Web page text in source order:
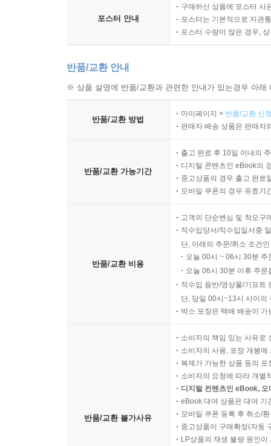
포스터 안내
구매하신 상품에 포스터 사
포스터는 기본적으로 지관
포스터 수량이 많은 경우,
반품/교환 안내
※ 상품 설명에 반품/교환과 관련한 안내가 있는경우 아
반품/교환 방법
마이페이지 > 반품/교환 신
판매자 배송 상품은 판매자
반품/교환 가능기간
출고 완료 후 10일 이내의
디지털 콘텐츠인 eBook의
중고상품의 경우 출고 완료
모바일 쿠폰의 경우 유효기
반품/교환 비용
고객의 단순변심 및 착오구
직수입양서/직수입일서중
단, 아래의 주문/취소 조건
오늘 00시 ~ 06시 30분
오늘 06시 30분 이후 주
직수입 음반/영상물/기프트
단, 당일 00시~13시 사이의
박스 포장은 택배 배송이
반품/교환 불가사유
소비자의 책임 있는 사유로
소비자의 사용, 포장 개봉
복제가 가능한 상품 등의
소비자의 요청에 따라 개별
디지털 컨텐츠인 eBook,
eBook 대여 상품은 대여 기
모바일 쿠폰 등록 후 취소/
중고상품이 구매확정(자동
LP상품의 재생 불량 원인